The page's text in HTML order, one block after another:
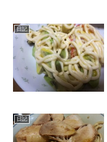
日記
日記